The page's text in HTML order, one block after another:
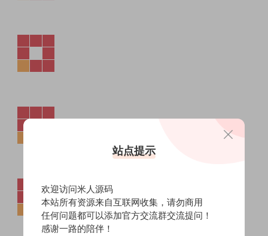
站点提示
欢迎访问米人源码
本站所有资源来自互联网收集，请勿商用
任何问题都可以添加官方交流群交流提问！
感谢一路的陪伴！